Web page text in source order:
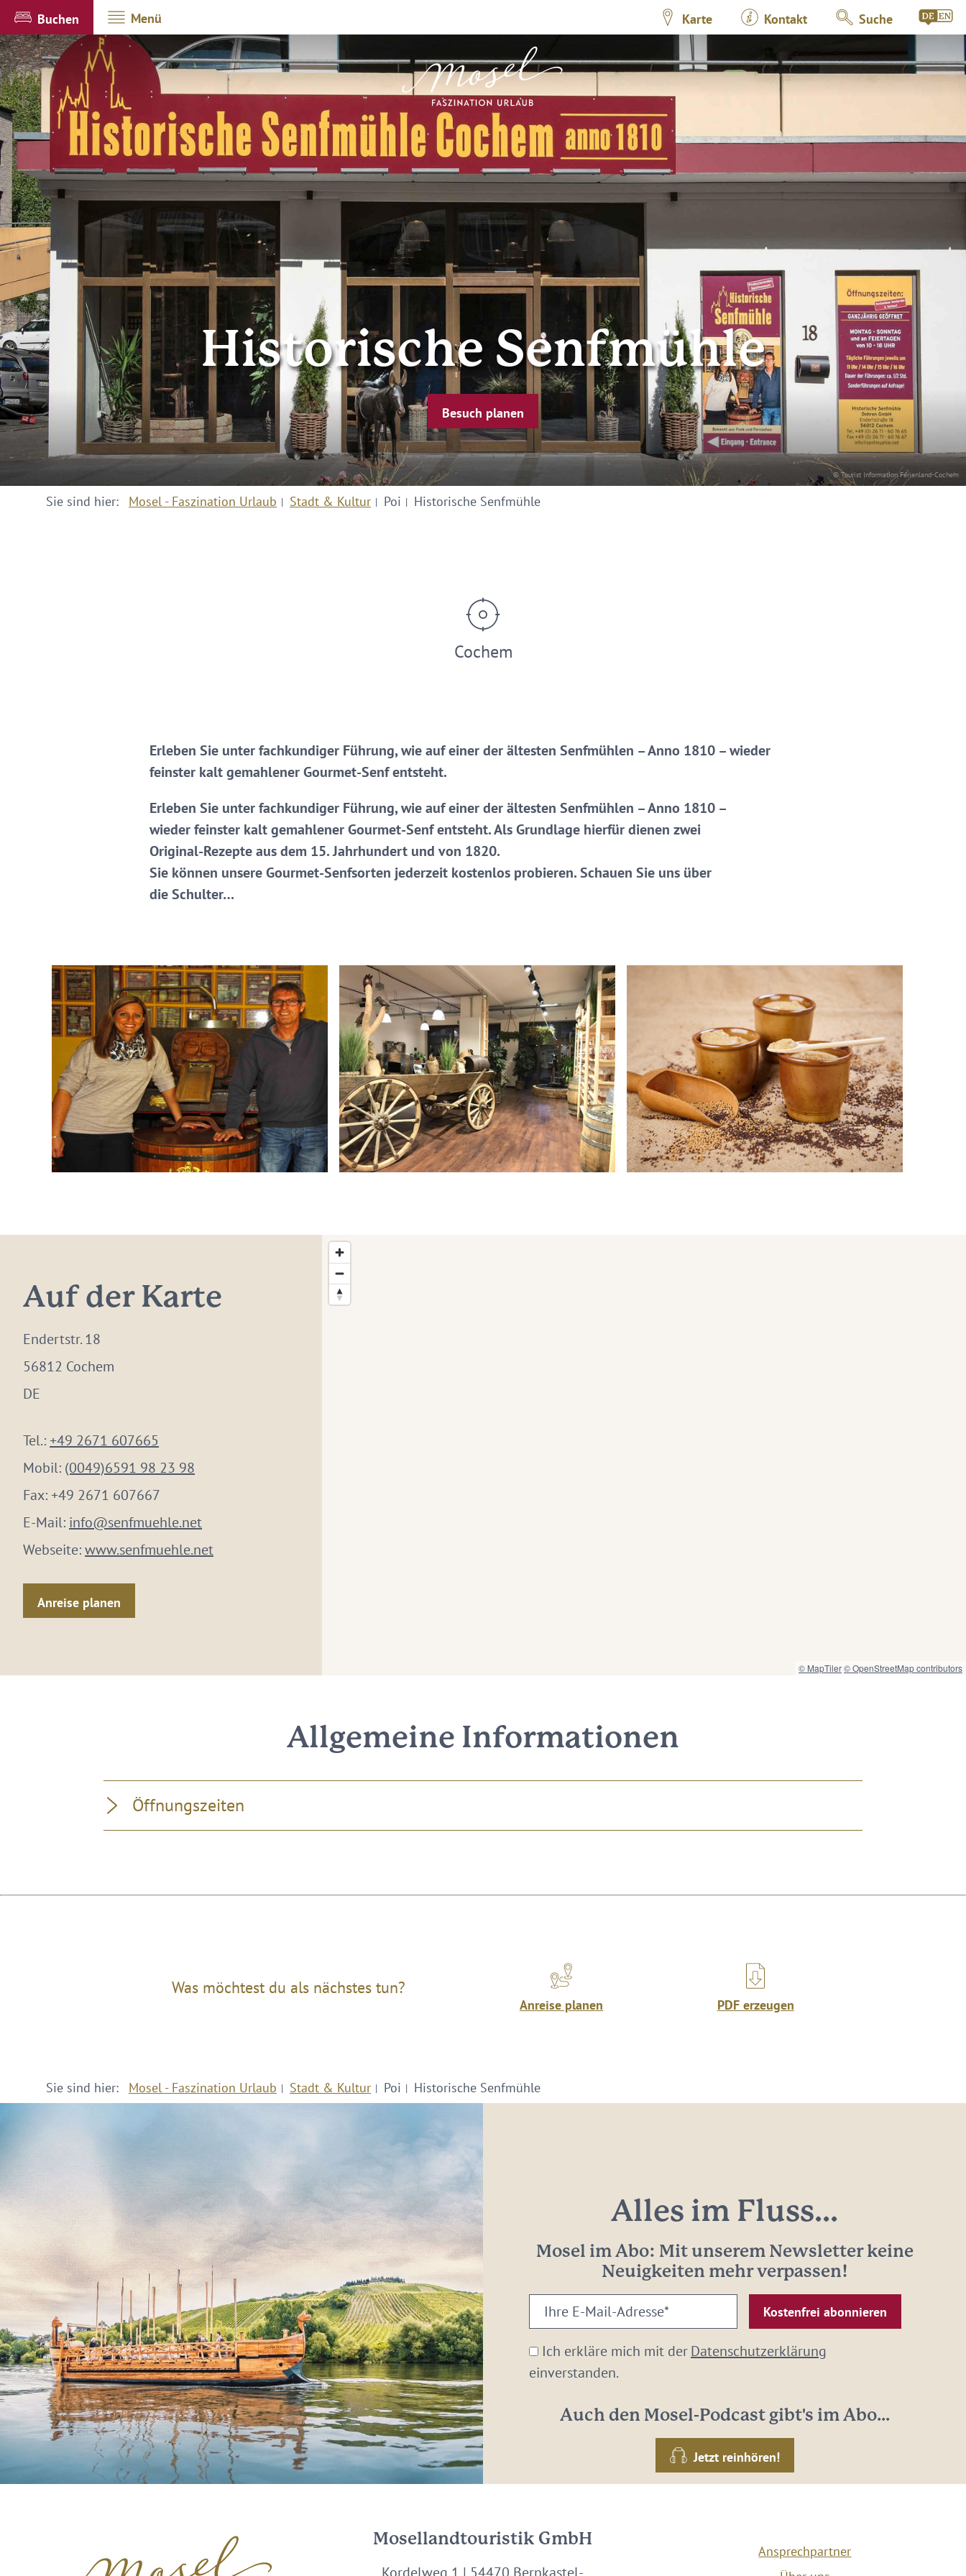
Buchen Menü Karte Kontakt Suche
© Tourist Information Ferienland-Cochem
Historische Senfmühle
Besuch planen
Sie sind hier: Mosel - Faszination Urlaub Stadt & Kultur Poi Historische Senfmühle
Cochem
Erleben Sie unter fachkundiger Führung, wie auf einer der ältesten Senfmühlen – Anno 1810 – wieder
feinster kalt gemahlener Gourmet-Senf entsteht.
Erleben Sie unter fachkundiger Führung, wie auf einer der ältesten Senfmühlen – Anno 1810 –
wieder feinster kalt gemahlener Gourmet-Senf entsteht. Als Grundlage hierfür dienen zwei
Original-Rezepte aus dem 15. Jahrhundert und von 1820.
Sie können unsere Gourmet-Senfsorten jederzeit kostenlos probieren. Schauen Sie uns über
die Schulter…
Auf der Karte
Endertstr. 18
56812 Cochem
DE
Tel.:+49 2671 607665
Mobil: (0049)6591 98 23 98
Fax:+49 2671 607667
E-Mail: info@senfmuehle.net
Webseite:www.senfmuehle.net
Anreise planen
© MapTiler© OpenStreetMap contributors
Allgemeine Informationen
Öffnungszeiten
Was möchtest du als nächstes tun?
Anreise planen PDF erzeugen
Sie sind hier: Mosel - Faszination Urlaub Stadt & Kultur Poi Historische Senfmühle
Alles im Fluss...
Mosel im Abo: Mit unserem Newsletter keine
Neuigkeiten mehr verpassen!
Ihre
E-
Mail-
Adresse:
Ich erkläre mich mit derDatenschutzerklärung
einverstanden.
Auch den Mosel-Podcast gibt's im Abo...
Jetzt reinhören!
Mosellandtouristik GmbH
Ansprechpartner